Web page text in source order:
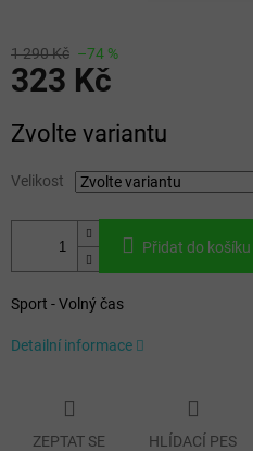
1 290 Kč –74 %
323 Kč
cena:
Zvolte variantu
Velikost
Přidat do košíku
Sport - Volný čas
Detailní informace
ZEPTAT SE HLÍDACÍ PES